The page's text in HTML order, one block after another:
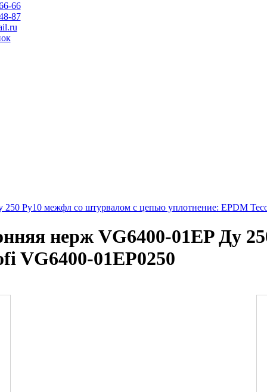
66
87
Ру10 межфл со штурвалом с цепью уплотнение: EPDM
нерж VG6400-01EP Ду
VG6400-01EP0250